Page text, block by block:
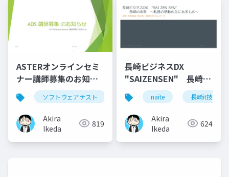
ASTERオンラインセミ
ナー講師募集のお知ら
せ
ソフトウェアテスト aos
Akira
Ikeda
819
長崎ビジネスDX
"SAIZENSEN" 長崎の
未来 ～私達の活動の
先にあるもの～ ポジ
ショントーク資料
naite 長崎it技術者
Akira
Ikeda
624